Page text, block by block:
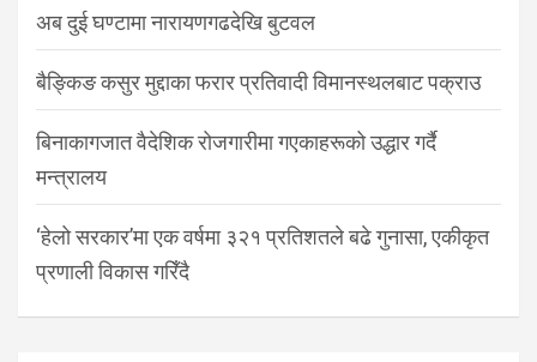
अब दुई घण्टामा नारायणगढदेखि बुटवल
बैङ्किङ कसुर मुद्दाका फरार प्रतिवादी विमानस्थलबाट पक्राउ
बिनाकागजात वैदेशिक रोजगारीमा गएकाहरूको उद्धार गर्दै
मन्त्रालय
‘हेलो सरकार’मा एक वर्षमा ३२१ प्रतिशतले बढे गुनासा, एकीकृत
प्रणाली विकास गरिँदै